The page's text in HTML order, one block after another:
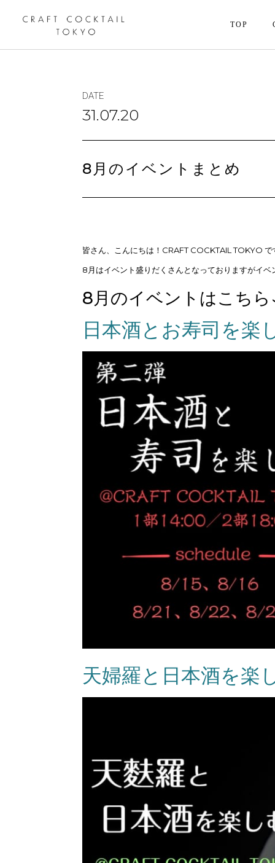
TOP
DATE
31.07.20
8月のイベントまとめ
皆さん、こんにちは！CRAFT COCKTAIL TOKYO で
8月はイベント盛りだくさんとなっておりますがイ
8月のイベントはこち
日本酒とお寿司を楽
天婦羅と日本酒を楽